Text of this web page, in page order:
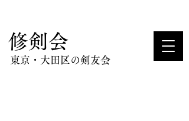
​修剣会
東京・大田区の剣友会